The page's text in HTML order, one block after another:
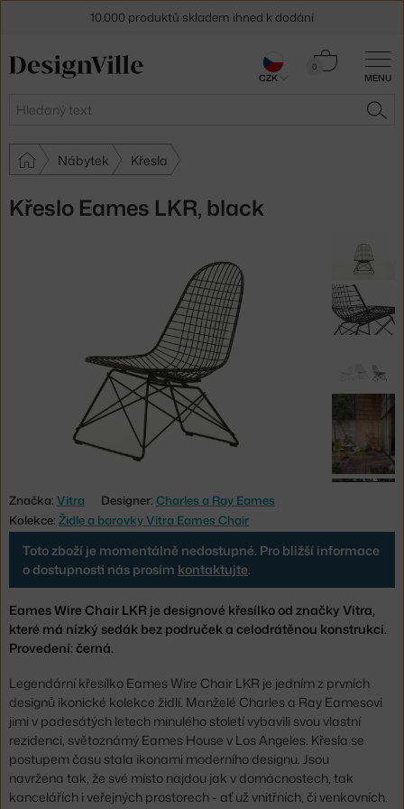
MENU
Hledat
0
Košík
Nábytek Křesla
Křeslo Eames LKR, black
Značka: Vitra Designer: Charles a Ray Eames
Kolekce: Židle a barovky Vitra Eames Chair
Toto zboží je momentálně nedostupné. Pro bližší informace
o dostupnosti nás prosím kontaktujte.
Eames Wire Chair LKR je designové křesílko od značky Vitra,
které má nízký sedák bez područek a celodrátěnou konstrukci.
Provedení: černá.
Legendární křesílko Eames Wire Chair LKR je jedním z prvních
designů ikonické kolekce židlí. Manželé Charles a Ray Eamesovi
jimi v padesátých letech minulého století vybavili svou vlastní
rezidenci, světoznámý Eames House v Los Angeles. Křesla se
postupem času stala ikonami moderního designu. Jsou
navržena tak, že své místo najdou jak v domácnostech, tak
kancelářích i veřejných prostorech - ať už vnitřních, či venkovních.
10.000 produktů skladem ihned k dodání
Sleva 5 % pro odběratele
CZK